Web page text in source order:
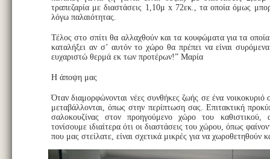
τραπεζαρία με διαστάσεις 1,10μ x 72εκ., τα οποία όμως
λόγω παλαιότητας.
Τέλος στο σπίτι θα αλλαχθούν και τα κουφώματα για τα
καταλήξει αν σ’ αυτόν το χώρο θα πρέπει να είναι
ευχαριστώ θερμά εκ των προτέρων!” Μαρία
Η άποψη μας
Όταν διαμορφώνονται νέες συνθήκες ζωής σε ένα νοικοκυριό
μεταβάλλονται, όπως στην περίπτωση σας. Επιτακτική
σαλοκουζίνας στον προηγούμενο χώρο του καθιστικού,
τονίσουμε ιδιαίτερα ότι οι διαστάσεις του χώρου, όπως
που μας στείλατε, είναι σχετικά μικρές για να χωροθετηθούν